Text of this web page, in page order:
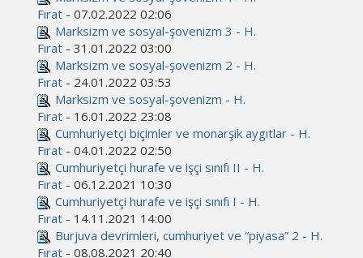
Fırat - 07.02.2022 02:06
Marksizm ve sosyal-şovenizm 3 - H.
Fırat - 31.01.2022 03:00
Marksizm ve sosyal-şovenizm 2 - H.
Fırat - 24.01.2022 03:53
Marksizm ve sosyal-şovenizm - H.
Fırat - 16.01.2022 23:08
Cumhuriyetçi biçimler ve monarşik aygıtlar - H.
Fırat - 04.01.2022 02:50
Cumhuriyetçi hurafe ve işçi sınıfı II - H.
Fırat - 06.12.2021 10:30
Cumhuriyetçi hurafe ve işçi sınıfı I - H.
Fırat - 14.11.2021 14:00
Burjuva devrimleri, cumhuriyet ve “piyasa” 2 - H.
Fırat - 08.08.2021 20:40